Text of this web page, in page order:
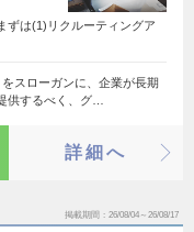
ずは(1)リクルーティングア
スローガンに、企業が長期
供するべく、グ…
詳細へ
掲載期間 26/08/04～26/08/17